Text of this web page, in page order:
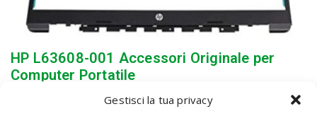
Gestisci la tua privacy
HP L63608-001 Accessori Originale per
Computer Portatile